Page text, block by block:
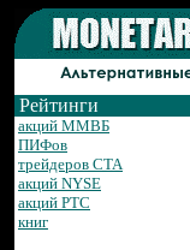
Рейтинги
акций ММВБ
ПИФов
трейдеров CTA
акций NYSE
акций РТС
книг